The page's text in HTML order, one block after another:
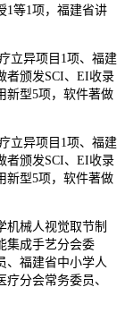
1等1项，福建省讲
立异项目1项、福建
者颁发SCI、EI收录
新型5项，软件著做
立异项目1项、福建
者颁发SCI、EI收录
新型5项，软件著做
械人视觉取节制
集成手艺分会委
、福建省中小学人
分会常务委员、